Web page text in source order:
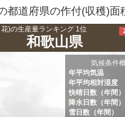
都道府県の作付(収穫)面
)の生産量ランキング 1位
和歌山県
気候条件
年平均気温
年平均相対湿度
快晴日数（年間）
降水日数（年間）
雪日数（年間）